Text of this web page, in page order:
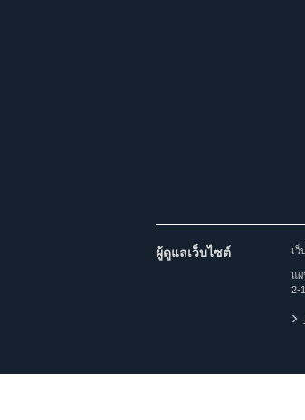
ผู้ดูแลเว็บไซต์ เ
แ
2-